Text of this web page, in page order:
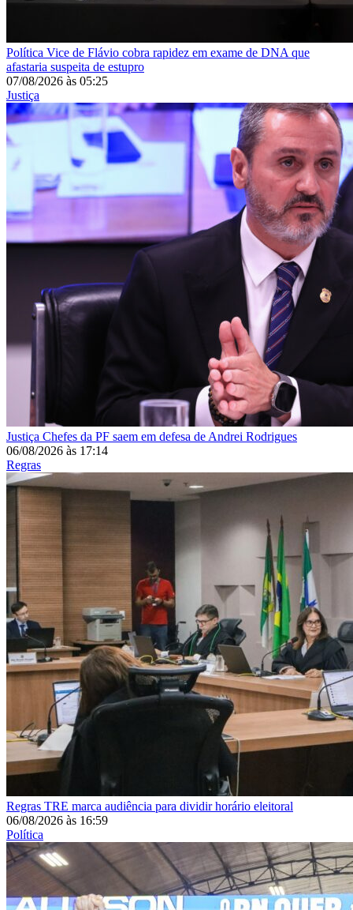
Política Vice de Flávio cobra rapidez em exame de DNA que
afastaria suspeita de estupro
07/08/2026 às 05:25
Justiça
Justiça Chefes da PF saem em defesa de Andrei Rodrigues
06/08/2026 às 17:14
Regras
Regras TRE marca audiência para dividir horário eleitoral
06/08/2026 às 16:59
Política